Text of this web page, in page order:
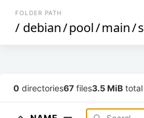
FOLDER PATH
/ debian/pool/main/s
0 directories67 files3.5 MiB total